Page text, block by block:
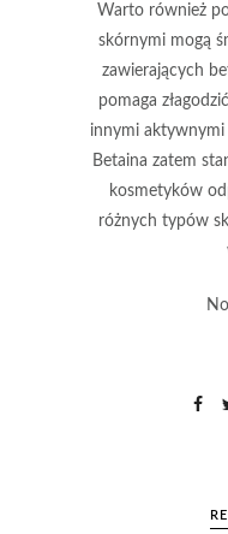
Warto również
skórnymi mogą
zawierających
pomaga
innymi aktywnymi
Betaina zatem
kosmetyków
różnych typów